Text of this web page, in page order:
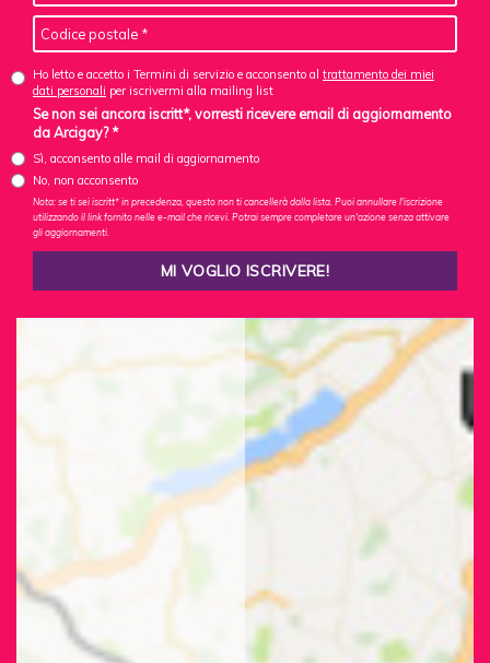
Ho letto e accetto i Termini di servizio e acconsento al trattamento dei miei
dati personali per iscrivermi alla mailing list
Se non sei ancora iscritt*, vorresti ricevere email di aggiornamento
da Arcigay? *
Sì, acconsento alle mail di aggiornamento
No, non acconsento
Nota: se ti sei iscritt* in precedenza, questo non ti cancellerà dalla lista. Puoi annullare l'iscrizione
utilizzando il link fornito nelle e-mail che ricevi. Potrai sempre completare un'azione senza attivare
gli aggiornamenti.